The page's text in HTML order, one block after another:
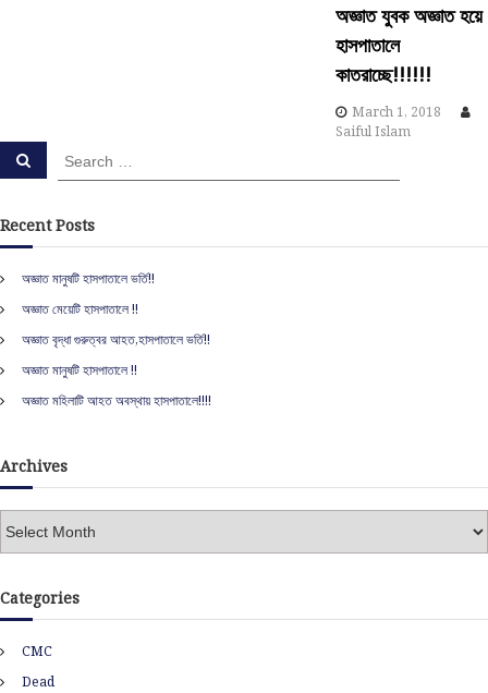
n
অজ্ঞাত যুবক অজ্ঞাত হয়ে
হাসপাতালে
কাতরাচ্ছে!!!!!!
March 1, 2018
Saiful Islam
e
r
c
f
o
r
S
h
Recent Posts
অজ্ঞাত মানুষটি হাসপাতালে ভর্তি!!
অজ্ঞাত মেয়েটি হাসপাতালে !!
অজ্ঞাত বৃদ্ধা গুরুত্বর আহত,হাসপাতালে ভর্তি!!
অজ্ঞাত মানুষটি হাসপাতালে !!
অজ্ঞাত মহিলাটি আহত অবস্থায় হাসপাতালে!!!!
Archives
h
e
s
Categories
CMC
Dead